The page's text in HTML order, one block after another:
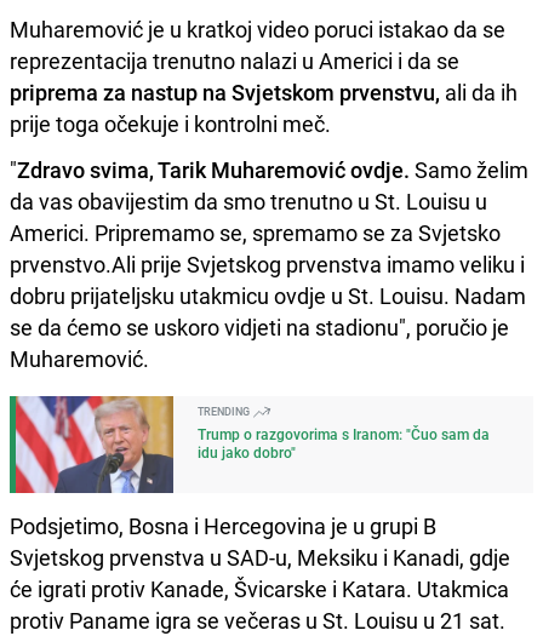
Muharemović je u kratkoj video poruci istakao da se
reprezentacija trenutno nalazi u Americi i da se
priprema za nastup na Svjetskom prvenstvu, ali da ih
prije toga očekuje i kontrolni meč.
"Zdravo svima, Tarik Muharemović ovdje. Samo želim
da vas obavijestim da smo trenutno u St. Louisu u
Americi. Pripremamo se, spremamo se za Svjetsko
prvenstvo.Ali prije Svjetskog prvenstva imamo veliku i
dobru prijateljsku utakmicu ovdje u St. Louisu. Nadam
se da ćemo se uskoro vidjeti na stadionu", poručio je
Muharemović.
TRENDING
Trump o razgovorima s Iranom: "Čuo sam da
idu jako dobro"
Podsjetimo, Bosna i Hercegovina je u grupi B
Svjetskog prvenstva u SAD-u, Meksiku i Kanadi, gdje
će igrati protiv Kanade, Švicarske i Katara. Utakmica
protiv Paname igra se večeras u St. Louisu u 21 sat.